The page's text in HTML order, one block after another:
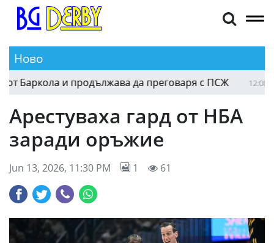
Ново
и продължава да преговаря с ПСЖ 12:08
Арестуваха гард от НБА
заради оръжие
Jun 13, 2026, 11:30 PM 1 61